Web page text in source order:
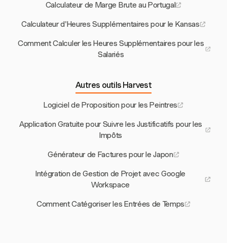
Calculateur de Marge Brute au Portugal
Calculateur d'Heures Supplémentaires pour le Kansas
Comment Calculer les Heures Supplémentaires pour les
Salariés
Autres outils Harvest
Logiciel de Proposition pour les Peintres
Application Gratuite pour Suivre les Justificatifs pour les
Impôts
Générateur de Factures pour le Japon
Intégration de Gestion de Projet avec Google
Workspace
Comment Catégoriser les Entrées de Temps